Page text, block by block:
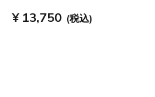
¥ 13,750 (税込)